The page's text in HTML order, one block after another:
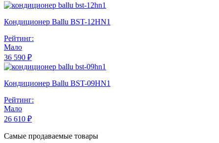
Кондиционер Ballu BST-12HN1
Рейтинг:
Мало
36 590 ₽
Кондиционер Ballu BST-09HN1
Рейтинг:
Мало
26 610 ₽
Самые продаваемые товары